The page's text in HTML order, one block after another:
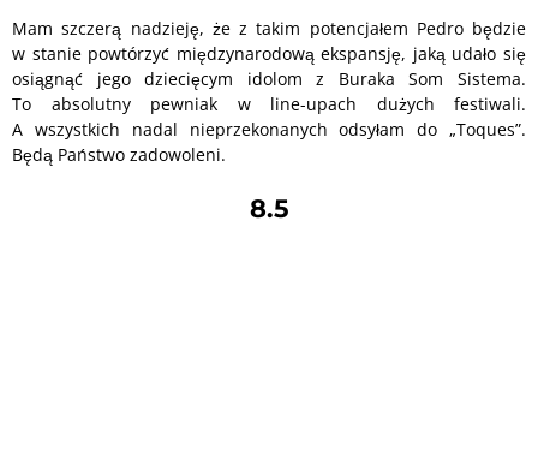
Mam szczerą nadzieję, że z takim potencjałem Pedro będzie
w stanie powtórzyć międzynarodową ekspansję, jaką udało się
osiągnąć jego dziecięcym idolom z Buraka Som Sistema.
To absolutny pewniak w line-upach dużych festiwali.
A wszystkich nadal nieprzekonanych odsyłam do „Toques”.
Będą Państwo zadowoleni.
8.5